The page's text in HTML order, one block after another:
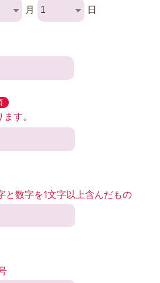
月 日
す。
と数字を1文字以上含んだもの